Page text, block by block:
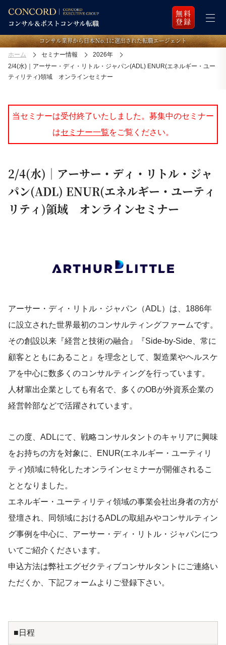
無料
登録
コンサル業界から日本Ｎo.1に選出された転職エージェント
ホーム セミナー情報
2026年
2/4(水)｜アーサー・ディ・リトル・ジャパン(ADL) ENUR(エネルギー・ユー
ティリティ)領域 オンラインセミナー
当セミナーは受付終了いたしました。募集中のセミナー
はセミナー一覧をご覧ください。
2/4(水)｜アーサー・ディ・リトル・ジャ
パン(ADL) ENUR(エネルギー・ユーティ
リティ)領域 オンラインセミナー
アーサー・ディ・リトル・ジャパン（ADL）は、1886年
に設立された世界最初のコンサルティングファームです。
その創設以来『経営と技術の融合』『Side-by-Side、常に
顧客とともにあること』を理念として、製造業やヘルスケ
アを中心に数多くのコンサルティングを行っています。
人材輩出企業としても有名で、多くのOBが外資系企業の
経営幹部などで活躍されています。
この度、ADLにて、戦略コンサルタントのキャリアに興味
をお持ちの方を対象に、ENUR(エネルギー・ユーティリ
ティ)領域に特化したオンラインセミナーが開催されるこ
ととなりました。
エネルギー・ユーティリティ領域の事業会社出身者の方が
登壇され、同領域におけるADLの取組みやコンサルティン
グ事例を中心に、アーサー・ディ・リトル・ジャパンにつ
いてご紹介くださいます。
申込方法は弊社エグゼクティブコンサルタントにご連絡い
ただくか、下記フォームよりご登録下さい。
■日程